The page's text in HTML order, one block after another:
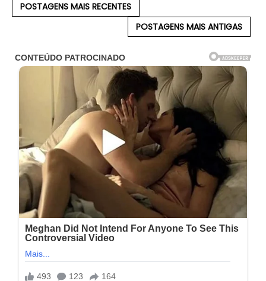
POSTAGENS MAIS RECENTES
POSTAGENS MAIS ANTIGAS